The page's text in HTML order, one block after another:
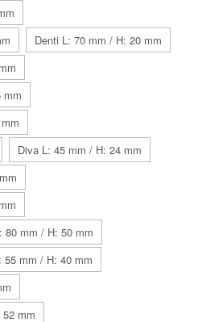
Denti L: 70 mm / H: 20 mm
mm
Diva L: 45 mm / H: 24 mm
80 mm / H: 50 mm
55 mm / H: 40 mm
mm